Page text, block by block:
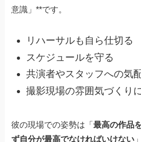
意識」**です。
リハーサルも自ら仕切る
スケジュールを守る
共演者やスタッフへの気
撮影現場の雰囲気づくり
彼の現場での姿勢は「最高の作品
ず自分が最高でなければいけない